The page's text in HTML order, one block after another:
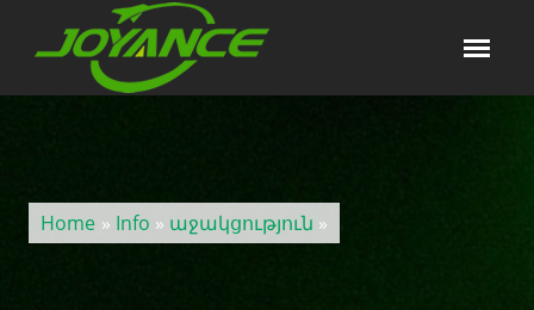
Home » Info » աջակցություն »